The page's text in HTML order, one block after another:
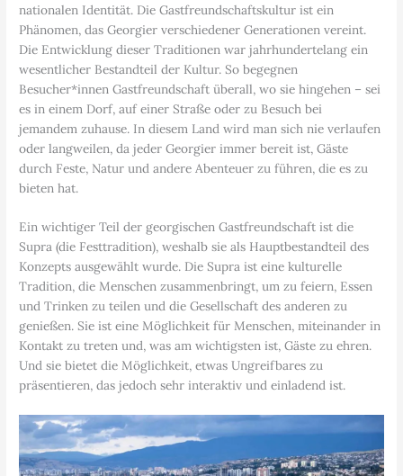
nationalen Identität. Die Gastfreundschaftskultur ist ein
Phänomen, das Georgier verschiedener Generationen vereint.
Die Entwicklung dieser Traditionen war jahrhundertelang ein
wesentlicher Bestandteil der Kultur. So begegnen
Besucher*innen Gastfreundschaft überall, wo sie hingehen – sei
es in einem Dorf, auf einer Straße oder zu Besuch bei
jemandem zuhause. In diesem Land wird man sich nie verlaufen
oder langweilen, da jeder Georgier immer bereit ist, Gäste
durch Feste, Natur und andere Abenteuer zu führen, die es zu
bieten hat.
Ein wichtiger Teil der georgischen Gastfreundschaft ist die
Supra (die Festtradition), weshalb sie als Hauptbestandteil des
Konzepts ausgewählt wurde. Die Supra ist eine kulturelle
Tradition, die Menschen zusammenbringt, um zu feiern, Essen
und Trinken zu teilen und die Gesellschaft des anderen zu
genießen. Sie ist eine Möglichkeit für Menschen, miteinander in
Kontakt zu treten und, was am wichtigsten ist, Gäste zu ehren.
Und sie bietet die Möglichkeit, etwas Ungreifbares zu
präsentieren, das jedoch sehr interaktiv und einladend ist.